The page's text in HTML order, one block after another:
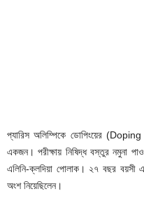
প্যারিস অলিম্পিকে ডোপিংয়ের
একজন। পরীক্ষায় নিষিদ্ধ বস্তুর নমুনা
এলিনি-ক্লদিয়া পোলাক। ২৭ বছর বয়সী এই
অংশ নিয়েছিলেন।